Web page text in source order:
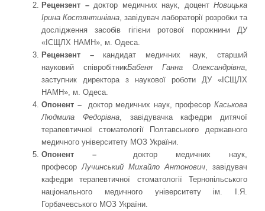
Рецензент – доктор медичних наук, доцент Новицька
Ірина Костянтинівна, завідувач лабораторії розробки та
дослідження засобів гігієни ротової порожнини ДУ
«ІСЩЛХ НАМН», м. Одеса.
Рецензент – кандидат медичних наук, старший
науковий співробітникБабеня Ганна Олександрівна,
заступник директора з наукової роботи ДУ «ІСЩЛХ
НАМН», м. Одеса.
Опонент –
доктор медичних наук, професорКаськова
Людмила Федорівна, завідувачка кафедри дитячої
терапевтичної стоматології Полтавського державного
медичного університету МОЗ України.
Опонент –
доктор медичних наук,
професорЛучинський Михайло Антонович, завідувач
кафедри терапевтичної стоматології Тернопільського
національного медичного університету ім. І.Я.
Горбачевського МОЗ України.